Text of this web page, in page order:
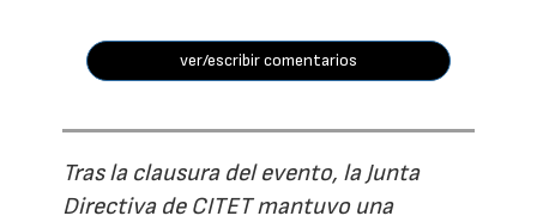
ver/escribir comentarios
Tras la clausura del evento, la Junta
Directiva de CITET mantuvo una